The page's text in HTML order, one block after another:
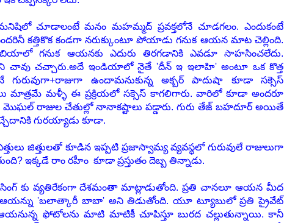
చూడాలంటే మనం మహమ్మద్ ప్రవక్తలోనే చూడగలం. ఎందుకంటే
కత్తికొక కండగా నరుక్కుంటూ పోయాడు గనుక ఆయన మాట చెల్లింది.
గనుక ఆయనకు ఎదురు తిరగడానికి ఎవడూ సాహసించలేదు.
చావు చచ్చారు.అదే ఇండియాలో నైతే 'దీన్ ఇ ఇలాహి' అంటూ ఒక కొత్త
ఉందామనుకున్న అక్బర్ పాదుషా కూడా సక్సెస్
మాత్రమే మళ్ళీ ఈ ప్రక్రియలో సక్సెస్ కాగలిగారు. వారిలో కూడా అందరూ
రాజుల చేతుల్లో నానాకష్టాలు పడ్డారు. గురు తేజ్ బహదూర్ అయితే
గురయ్యాడు కూడా.
జిత్తులతో కూడిన ఇప్పటి ప్రజాస్వామ్య వ్యవస్థలో గురువులే రాజులుగా
ఇక్కడే రాం రహీం కూడా ప్రస్తుతం దెబ్బ తిన్నాడు.
సింగ్ కు వ్యతిరేకంగా దేశమంతా మాట్లాడుతోంది. ప్రతి చానలూ ఆయన మీద
ఆయన్ను 'బలాత్కారీ బాబా' అని తిడుతోంది. యూ ట్యూబులో ప్రతి ప్రైవేట్
ఫోటోలను మాటి మాటికీ చూపిస్తూ బురద చల్లుతున్నాయి. కానీ